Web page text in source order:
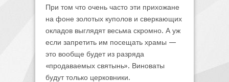
При том что очень часто эти прихожане
на фоне золотых куполов и сверкающих
окладов выглядят весьма скромно. А уж
если запретить им посещать храмы —
это вообще будет из разряда
«продаваемых святынь». Виноваты
будут только церковники.